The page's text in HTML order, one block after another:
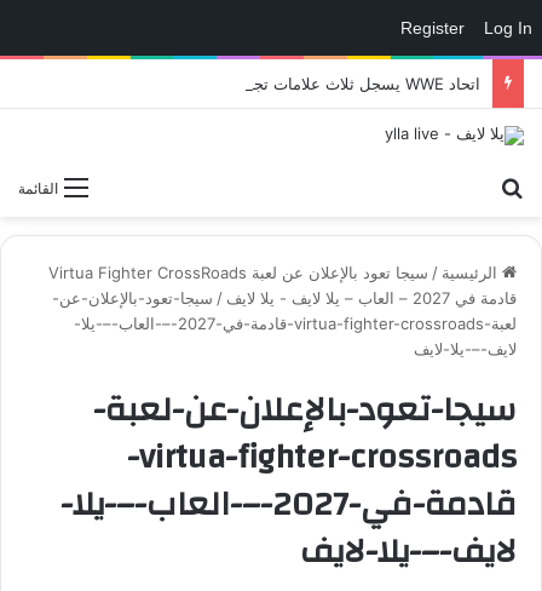
Log In
Register
القائمة
الرئيسية /
سيجا تعود بالإعلان عن لعبة Virtua Fighter CrossRoads
قادمة في 2027 – العاب – يلا لايف - يلا لايف
/ سيجا-تعود-بالإعلان-عن-
لعبة-virtua-fighter-crossroads-قادمة-في-2027-–-العاب-–-يلا-
لايف-–-يلا-لايف
سيجا-تعود-بالإعلان-عن-لعبة-
virtua-fighter-crossroads-
قادمة-في-2027-–-العاب-–-يلا-
لايف-–-يلا-لايف